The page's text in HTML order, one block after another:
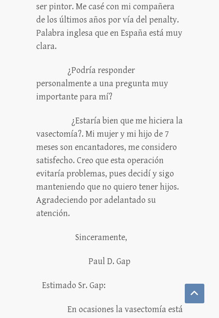
ser pintor. Me casé con mi compañera
de los últimos años por vía del penalty.
Palabra inglesa que en España está muy
clara.
¿Podría responder
personalmente a una pregunta muy
importante para mí?
¿Estaría bien que me hiciera la
vasectomía?. Mi mujer y mi hijo de 7
meses son encantadores, me considero
satisfecho. Creo que esta operación
evitaría problemas, pues decidí y sigo
manteniendo que no quiero tener hijos.
Agradeciendo por adelantado su
atención.
Sinceramente,
Paul D. Gap
Estimado Sr. Gap:
En ocasiones la vasectomía está